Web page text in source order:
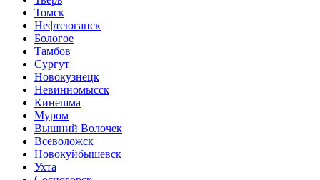
Томск
Нефтеюганск
Бологое
Тамбов
Сургут
Новокузнецк
Невинномысск
Кинешма
Муром
Вышний Волочек
Всеволожск
Новокуйбышевск
Ухта